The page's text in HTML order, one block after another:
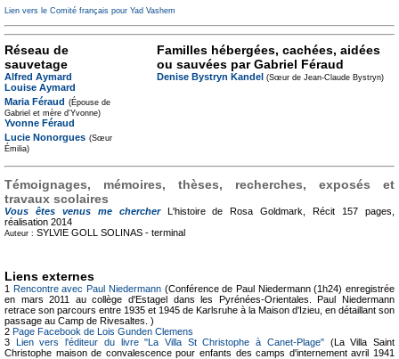
Lien vers le Comité français pour Yad Vashem
Réseau de
sauvetage
Alfred Aymard
Louise Aymard
Maria Féraud (Épouse de
Gabriel et mère d'Yvonne)
Yvonne Féraud
Lucie Nonorgues (Sœur
Émilia)
Familles hébergées, cachées, aidées
ou sauvées par Gabriel Féraud
Denise Bystryn Kandel (Sœur de Jean-Claude Bystryn)
Témoignages, mémoires, thèses, recherches, exposés et
travaux scolaires
Vous êtes venus me chercherL'histoire de Rosa Goldmark, Récit
157 pages,
réalisation 2014
Auteur : SYLVIE GOLL SOLINAS - terminal
Liens externes
1 Rencontre avec Paul Niedermann(Conférence de Paul Niedermann (1h24) enregistrée
en mars 2011 au collège d'Estagel dans les Pyrénées-Orientales. Paul Niedermann
retrace son parcours entre 1935 et 1945 de Karlsruhe à la Maison d'Izieu, en détaillant son
passage au Camp de Rivesaltes. )
2 Page Facebook de Lois Gunden Clemens
3 Lien vers l'éditeur du livre "La Villa St Christophe à Canet-Plage"(La Villa Saint
Christophe maison de convalescence pour enfants des camps d'internement avril 1941